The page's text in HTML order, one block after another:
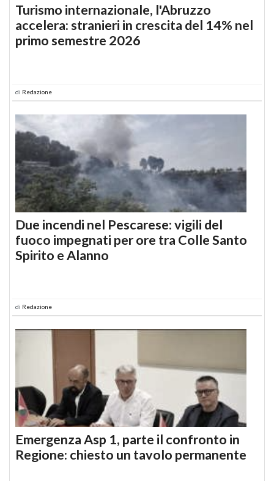
Turismo internazionale, l'Abruzzo
accelera: stranieri in crescita del 14% nel
primo semestre 2026
di Redazione
Due incendi nel Pescarese: vigili del
fuoco impegnati per ore tra Colle Santo
Spirito e Alanno
di Redazione
Emergenza Asp 1, parte il confronto in
Regione: chiesto un tavolo permanente